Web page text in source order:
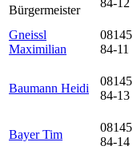
Bürgermeister
84-12
Gneissl
Maximilian
08145
84-11
Baumann Heidi
08145
84-13
Bayer Tim
08145
84-14